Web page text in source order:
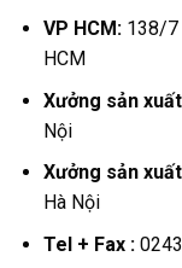
VP HCM:138/7
HCM
Xưởng sản
Nội
Xưởng sản
Hà Nội
Tel + Fax :